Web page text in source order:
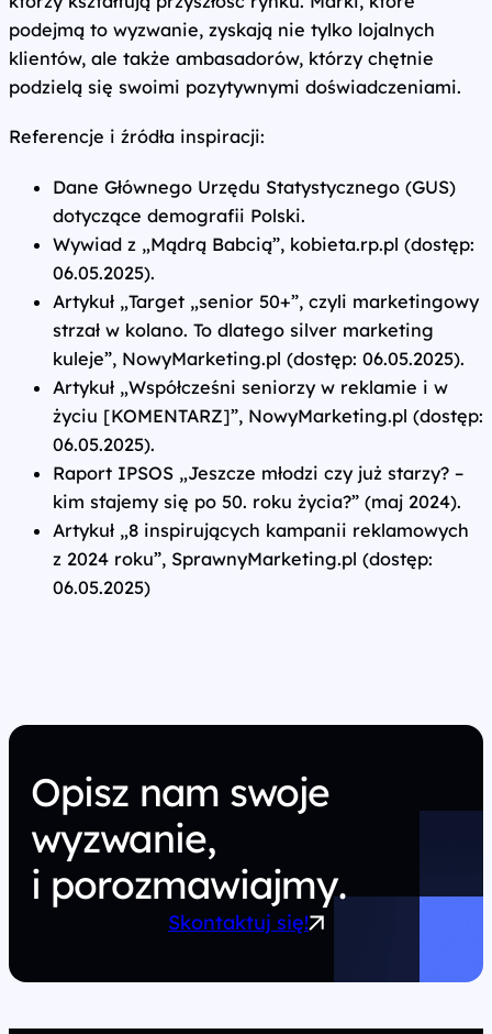
podejmą to wyzwanie, zyskają nie tylko lojalnych
klientów, ale także ambasadorów, którzy chętnie
podzielą się swoimi pozytywnymi doświadczeniami.
Referencje i źródła inspiracji:
Dane Głównego Urzędu Statystycznego (GUS)
dotyczące demografii Polski.
Wywiad z „Mądrą Babcią”, kobieta.rp.pl (dostęp:
06.05.2025).
Artykuł „Target „senior 50+”, czyli marketingowy
strzał w kolano. To dlatego silver marketing
kuleje”, NowyMarketing.pl (dostęp: 06.05.2025).
Artykuł „Współcześni seniorzy w reklamie i w
życiu [KOMENTARZ]”, NowyMarketing.pl (dostęp:
06.05.2025).
Raport IPSOS „Jeszcze młodzi czy już starzy? –
kim stajemy się po 50. roku życia?” (maj 2024).
Artykuł „8 inspirujących kampanii reklamowych
z 2024 roku”, SprawnyMarketing.pl (dostęp:
06.05.2025)
Opisz nam swoje
wyzwanie,
i porozmawiajmy.
Skontaktuj się!